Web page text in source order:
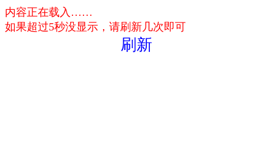
内容正在载入……
如果超过5秒没显示，请刷新几次即可
刷新